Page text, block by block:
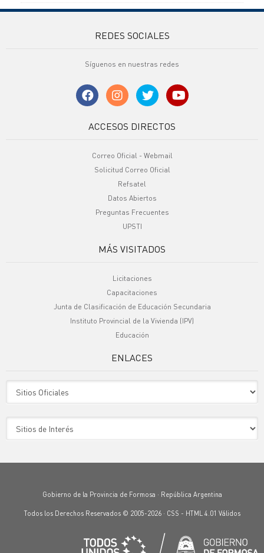
REDES SOCIALES
Síguenos en nuestras redes
ACCESOS DIRECTOS
Correo Oficial - Webmail
Solicitud Correo Oficial
Refsatel
Datos Abiertos
Preguntas Frecuentes
UPSTI
MÁS VISITADOS
Licitaciones
Capacitaciones
Junta de Clasificación de Educación Secundaria
Instituto Provincial de la Vivienda (IPV)
Educación
ENLACES
Gobierno de la Provincia de Formosa · República Argentina
Todos los Derechos Reservados © 2005-2026 · CSS - HTML 4.01 Válidos